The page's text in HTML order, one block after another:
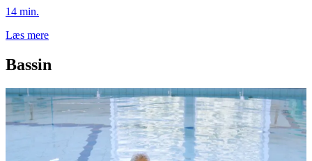
14 min.
Læs mere
Bassin